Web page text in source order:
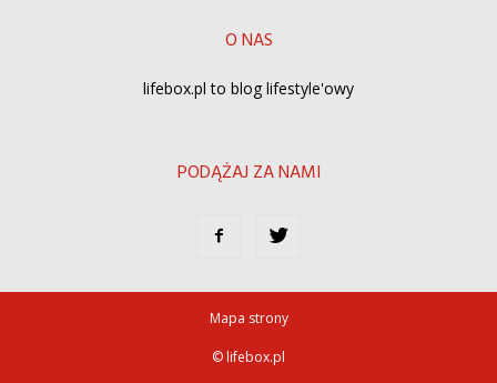
O NAS
lifebox.pl to blog lifestyle'owy
PODĄŻAJ ZA NAMI
Mapa strony
© lifebox.pl